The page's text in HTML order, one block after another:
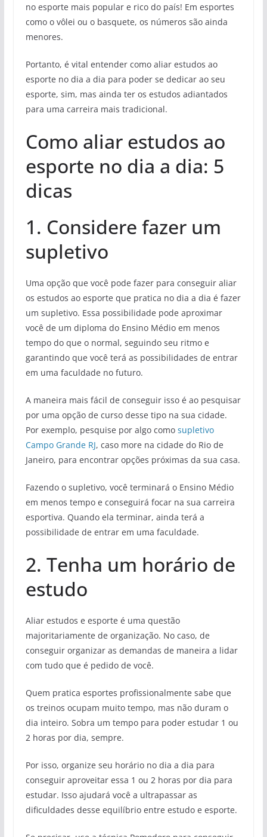
no esporte mais popular e rico do país! Em esportes
como o vôlei ou o basquete, os números são ainda
menores.
Portanto, é vital entender como aliar estudos ao
esporte no dia a dia para poder se dedicar ao seu
esporte, sim, mas ainda ter os estudos adiantados
para uma carreira mais tradicional.
Como aliar estudos ao
esporte no dia a dia: 5
dicas
1. Considere fazer um
supletivo
Uma opção que você pode fazer para conseguir aliar
os estudos ao esporte que pratica no dia a dia é fazer
um supletivo. Essa possibilidade pode aproximar
você de um diploma do Ensino Médio em menos
tempo do que o normal, seguindo seu ritmo e
garantindo que você terá as possibilidades de entrar
em uma faculdade no futuro.
A maneira mais fácil de conseguir isso é ao pesquisar
por uma opção de curso desse tipo na sua cidade.
Por exemplo, pesquise por algo como supletivo
Campo Grande RJ, caso more na cidade do Rio de
Janeiro, para encontrar opções próximas da sua casa.
Fazendo o supletivo, você terminará o Ensino Médio
em menos tempo e conseguirá focar na sua carreira
esportiva. Quando ela terminar, ainda terá a
possibilidade de entrar em uma faculdade.
2. Tenha um horário de
estudo
Aliar estudos e esporte é uma questão
majoritariamente de organização. No caso, de
conseguir organizar as demandas de maneira a lidar
com tudo que é pedido de você.
Quem pratica esportes profissionalmente sabe que
os treinos ocupam muito tempo, mas não duram o
dia inteiro. Sobra um tempo para poder estudar 1 ou
2 horas por dia, sempre.
Por isso, organize seu horário no dia a dia para
conseguir aproveitar essa 1 ou 2 horas por dia para
estudar. Isso ajudará você a ultrapassar as
dificuldades desse equilíbrio entre estudo e esporte.